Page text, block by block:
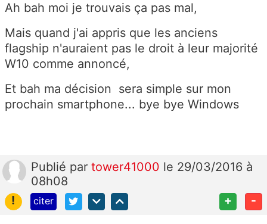
Ah bah moi je trouvais ça pas mal,
Mais quand j'ai appris que les anciens
flagship n'auraient pas le droit à leur majorité
W10 comme annoncé,
Et bah ma décision sera simple sur mon
prochain smartphone... bye bye Windows
Publié par tower41000 le 29/03/2016 à
08h08
!
citer + -